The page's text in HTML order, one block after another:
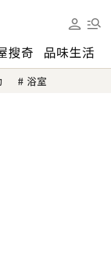
搜奇 品味生活
浴室